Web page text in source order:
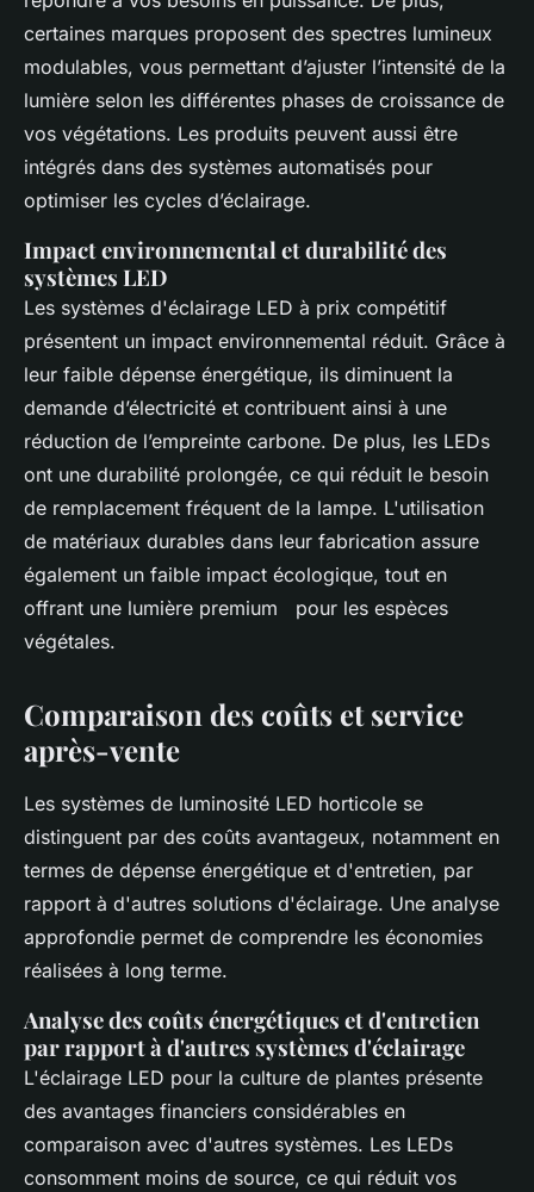
certaines marques proposent des spectres lumineux
modulables, vous permettant d’ajuster l’intensité de la
lumière selon les différentes phases de croissance de
vos végétations. Les produits peuvent aussi être
intégrés dans des systèmes automatisés pour
optimiser les cycles d’éclairage.
Impact environnemental et durabilité des
systèmes LED
Les systèmes d'éclairage LED à prix compétitif
présentent un impact environnemental réduit. Grâce à
leur faible dépense énergétique, ils diminuent la
demande d’électricité et contribuent ainsi à une
réduction de l’empreinte carbone. De plus, les LEDs
ont une durabilité prolongée, ce qui réduit le besoin
de remplacement fréquent de la lampe. L'utilisation
de matériaux durables dans leur fabrication assure
également un faible impact écologique, tout en
offrant une lumière premium pour les espèces
végétales.
Comparaison des coûts et service
après-vente
Les systèmes de luminosité LED horticole se
distinguent par des coûts avantageux, notamment en
termes de dépense énergétique et d'entretien, par
rapport à d'autres solutions d'éclairage. Une analyse
approfondie permet de comprendre les économies
réalisées à long terme.
Analyse des coûts énergétiques et d'entretien
par rapport à d'autres systèmes d'éclairage
L'éclairage LED pour la culture de plantes présente
des avantages financiers considérables en
comparaison avec d'autres systèmes. Les LEDs
consomment moins de source, ce qui réduit vos